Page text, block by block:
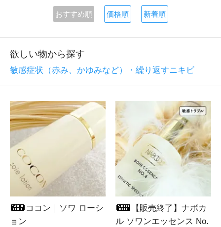
おすすめ順 価格順 新着順
欲しい物から探す
敏感症状（赤み、かゆみなど）・繰り返すニキビ
ココン｜ソワ ローシ
ョン
【販売終了】ナボカ
ル ソワンエッセンス No.